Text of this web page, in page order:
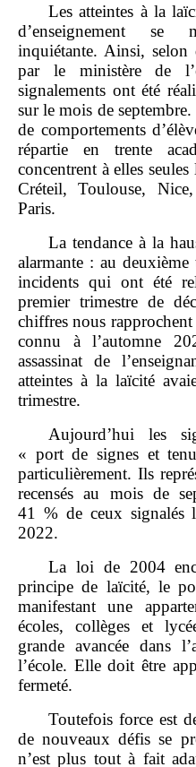
Les atteintes à la
d’enseignement se
inquiétante. Ainsi, selon
par le ministère de
signalements ont été
sur le mois de
de comportements
répartie en trente
concentrent à elles
Créteil, Toulouse,
Paris.
La tendance à la
alarmante : au
incidents qui ont été
premier trimestre de
chiffres nous
connu à l’automne
assassinat de
atteintes à la laïcité
trimestre.
Aujourd’hui les
« port de signes et
particulièrement. Ils
recensés au mois de
41 % de ceux signalés
2022.
La loi de 2004
principe de laïcité, le
manifestant une
écoles, collèges et
grande avancée dans
l’école. Elle doit être
fermeté.
Toutefois force est
de nouveaux défis se
n’est plus tout à fait